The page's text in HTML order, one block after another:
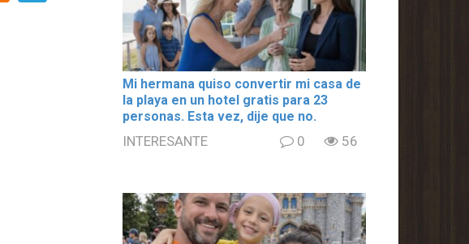
Mi hermana quiso convertir mi casa de
la playa en un hotel gratis para 23
personas. Esta vez, dije que no.
INTERESANTE 0 56